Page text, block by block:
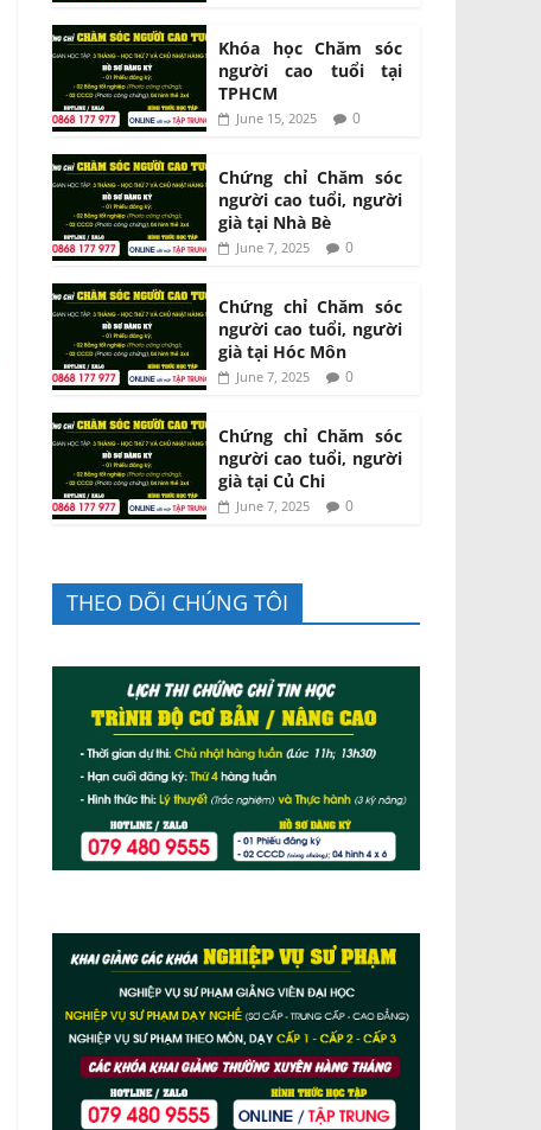
Khóa học Chăm sóc
người cao tuổi tại
TPHCM
June 15, 2025 0
Chứng chỉ Chăm sóc
người cao tuổi, người
già tại Nhà Bè
June 7, 2025 0
Chứng chỉ Chăm sóc
người cao tuổi, người
già tại Hóc Môn
June 7, 2025 0
Chứng chỉ Chăm sóc
người cao tuổi, người
già tại Củ Chi
June 7, 2025 0
THEO DÕI CHÚNG TÔI